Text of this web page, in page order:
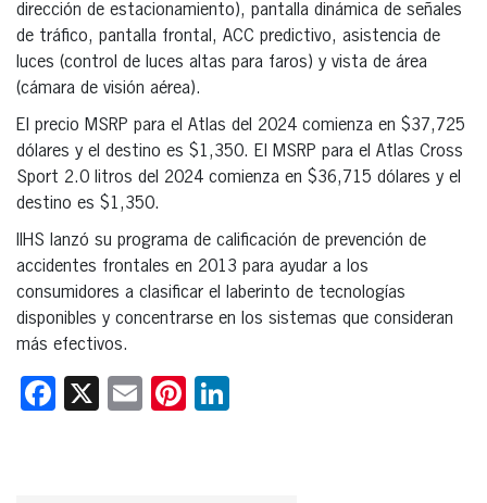
dirección de estacionamiento), pantalla dinámica de señales
de tráfico, pantalla frontal, ACC predictivo, asistencia de
luces (control de luces altas para faros) y vista de área
(cámara de visión aérea).
El precio MSRP para el Atlas del 2024 comienza en $37,725
dólares y el destino es $1,350. El MSRP para el Atlas Cross
Sport 2.0 litros del 2024 comienza en $36,715 dólares y el
destino es $1,350.
IIHS lanzó su programa de calificación de prevención de
accidentes frontales en 2013 para ayudar a los
consumidores a clasificar el laberinto de tecnologías
disponibles y concentrarse en los sistemas que consideran
más efectivos.
Facebook
X EmailPinterest